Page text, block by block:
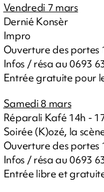
Vendredi 7 mars
Dernié Konsèr
Impro
Ouverture des portes
Infos / résa au 0693
Entrée gratuite pour
Samedi 8 mars
Réparali Kafé 14h -
Soirée (K)ozé, la
Ouverture des portes
Infos / résa au 0693
Entrée libre et